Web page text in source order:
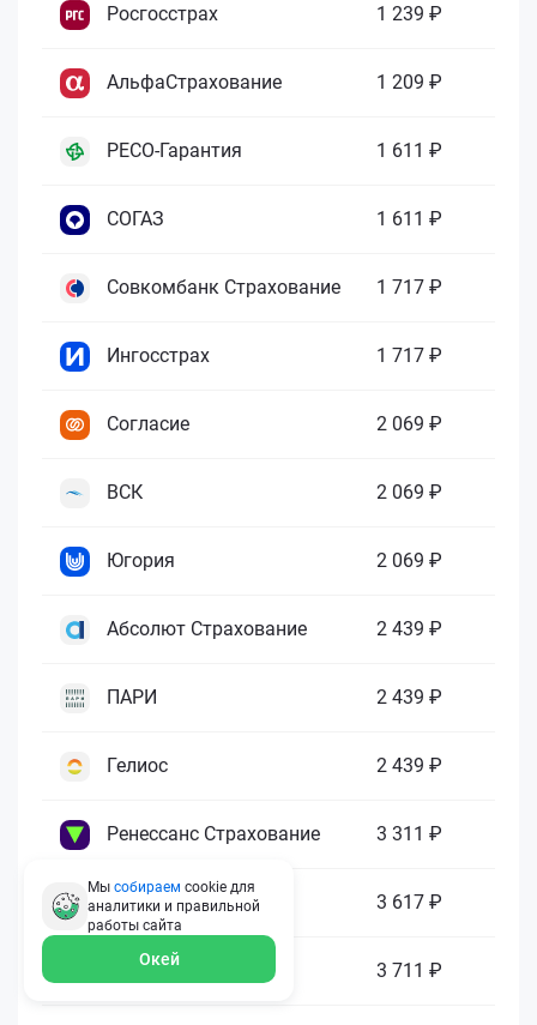
Росгосстрах 1 239 ₽
АльфаСтрахование 1 209 ₽
РЕСО-Гарантия 1 611 ₽
СОГАЗ 1 611 ₽
Совкомбанк Страхование 1 717 ₽
Ингосстрах 1 717 ₽
Согласие 2 069 ₽
ВСК 2 069 ₽
Югория 2 069 ₽
Абсолют Страхование 2 439 ₽
ПАРИ 2 439 ₽
Гелиос 2 439 ₽
Ренессанс Страхование 3 311 ₽
Зетта Страхование 3 617 ₽
ГАЙДЕ 3 711 ₽
Мы собираем cookie для
аналитики и правильной
работы сайта
Окей